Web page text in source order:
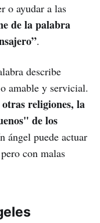
o ayudar a las
de la palabra
.
describe
amable y servicial.
religiones, la
de los
ángel puede actuar
con malas